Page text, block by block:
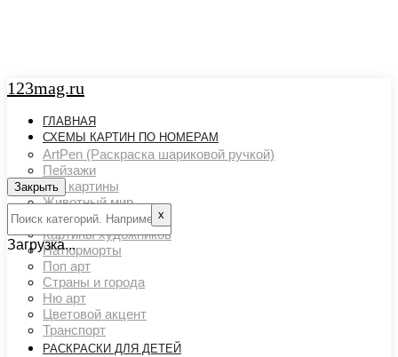
123mag.ru
ГЛАВНАЯ
СХЕМЫ КАРТИН ПО НОМЕРАМ
ArtPen (Раскраска шариковой ручкой)
Пейзажи
Арт картины
Животный мир
Люди
Картины художников
Натюрморты
Поп арт
Страны и города
Ню арт
Цветовой акцент
Транспорт
РАСКРАСКИ ДЛЯ ДЕТЕЙ
Закрыть
х
Загрузка...